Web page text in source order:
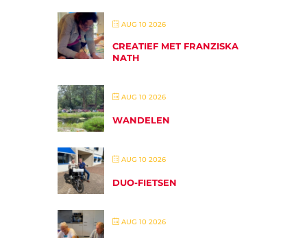
AUG 10 2026
CREATIEF MET FRANZISKA
NATH
AUG 10 2026
WANDELEN
AUG 10 2026
DUO-FIETSEN
AUG 10 2026